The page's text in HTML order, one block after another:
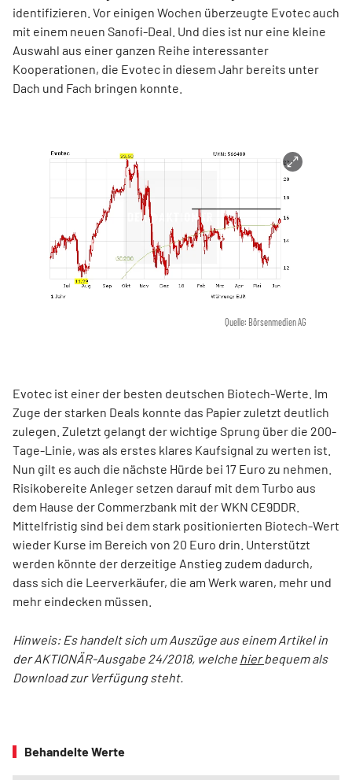
identifizieren. Vor einigen Wochen überzeugte Evotec auch
mit einem neuen Sanofi-Deal. Und dies ist nur eine kleine
Auswahl aus einer ganzen Reihe interessanter
Kooperationen, die Evotec in diesem Jahr bereits unter
Dach und Fach bringen konnte.
Quelle: Börsenmedien AG
Evotec ist einer der besten deutschen Biotech-Werte. Im
Zuge der starken Deals konnte das Papier zuletzt deutlich
zulegen. Zuletzt gelangt der wichtige Sprung über die 200-
Tage-Linie, was als erstes klares Kaufsignal zu werten ist.
Nun gilt es auch die nächste Hürde bei 17 Euro zu nehmen.
Risikobereite Anleger setzen darauf mit dem Turbo aus
dem Hause der Commerzbank mit der WKN CE9DDR.
Mittelfristig sind bei dem stark positionierten Biotech-Wert
wieder Kurse im Bereich von 20 Euro drin. Unterstützt
werden könnte der derzeitige Anstieg zudem dadurch,
dass sich die Leerverkäufer, die am Werk waren, mehr und
mehr eindecken müssen.
Hinweis: Es handelt sich um Auszüge aus einem Artikel in
der AKTIONÄR-Ausgabe 24/2018, welche hierbequem als
Download zur Verfügung steht.
Behandelte Werte